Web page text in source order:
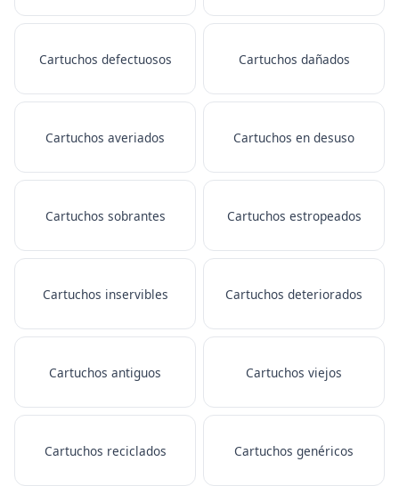
Cartuchos defectuosos Cartuchos dañados
Cartuchos averiados Cartuchos en desuso
Cartuchos sobrantes Cartuchos estropeados
Cartuchos inservibles Cartuchos deteriorados
Cartuchos antiguos Cartuchos viejos
Cartuchos reciclados Cartuchos genéricos